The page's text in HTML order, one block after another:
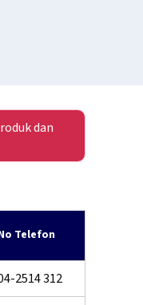
dan
Telefon
2514 312